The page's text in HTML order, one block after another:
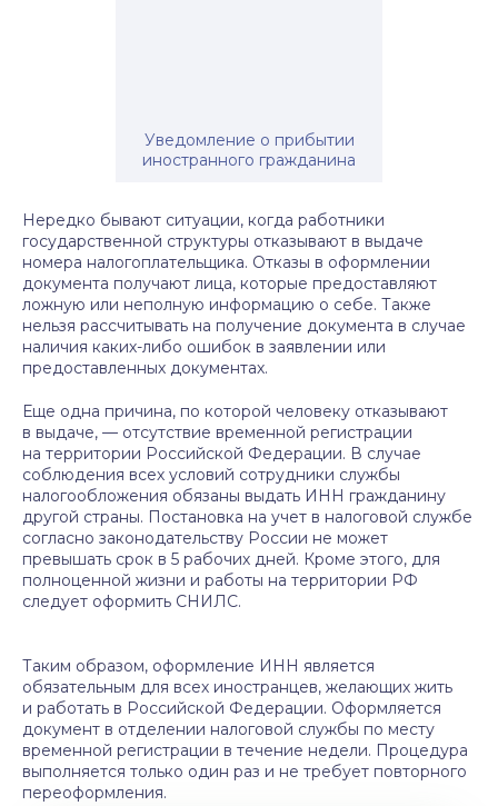
Уведомление о прибытии
иностранного гражданина
Нередко бывают ситуации, когда работники
государственной структуры отказывают в выдаче
номера налогоплательщика. Отказы в оформлении
документа получают лица, которые предоставляют
ложную или неполную информацию о себе. Также
нельзя рассчитывать на получение документа в случае
наличия каких-либо ошибок в заявлении или
предоставленных документах.
Еще одна причина, по которой человеку отказывают
в выдаче, — отсутствие временной регистрации
на территории Российской Федерации. В случае
соблюдения всех условий сотрудники службы
налогообложения обязаны выдать ИНН гражданину
другой страны. Постановка на учет в налоговой службе
согласно законодательству России не может
превышать срок в 5 рабочих дней. Кроме этого, для
полноценной жизни и работы на территории РФ
следует оформить СНИЛС.
Таким образом, оформление ИНН является
обязательным для всех иностранцев, желающих жить
и работать в Российской Федерации. Оформляется
документ в отделении налоговой службы по месту
временной регистрации в течение недели. Процедура
выполняется только один раз и не требует повторного
переоформления.